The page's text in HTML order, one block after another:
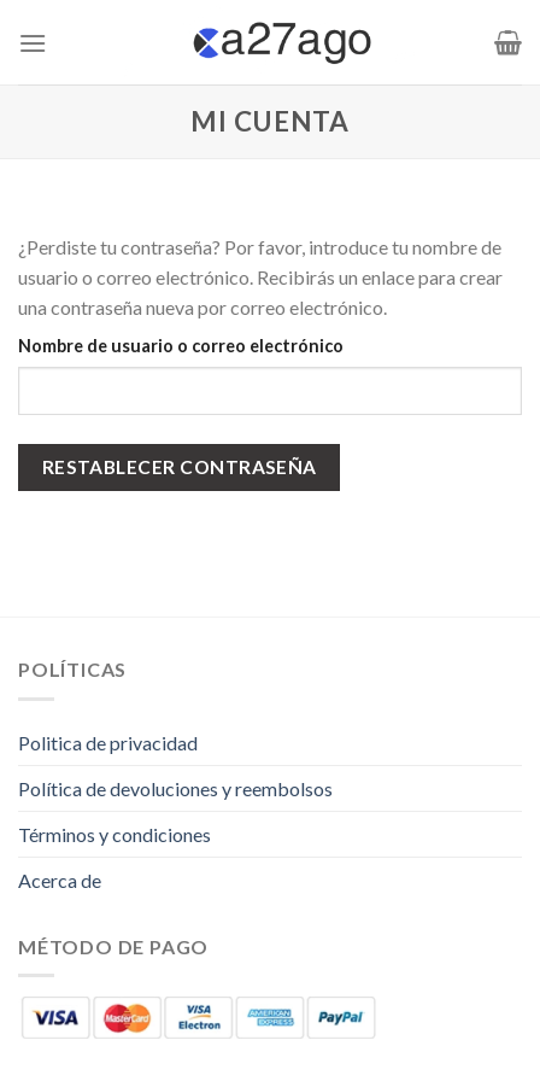
MI CUENTA
¿Perdiste tu contraseña? Por favor, introduce tu nombre de
usuario o correo electrónico. Recibirás un enlace para crear
una contraseña nueva por correo electrónico.
Nombre de usuario o correo electrónico
RESTABLECER CONTRASEÑA
POLÍTICAS
Politica de privacidad
Política de devoluciones y reembolsos
Términos y condiciones
Acerca de
MÉTODO DE PAGO